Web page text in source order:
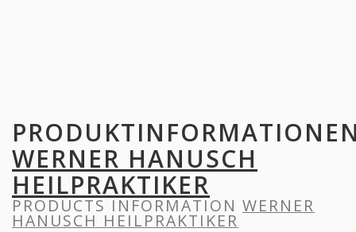
WERNER HANUSCH
HEILPRAKTIKER
PRODUCTS INFORMATION WERNER
HANUSCH HEILPRAKTIKER